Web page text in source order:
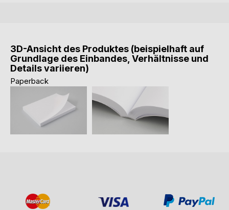
3D-Ansicht des Produktes (beispielhaft auf
Grundlage des Einbandes, Verhältnisse und
Details variieren)
Paperback